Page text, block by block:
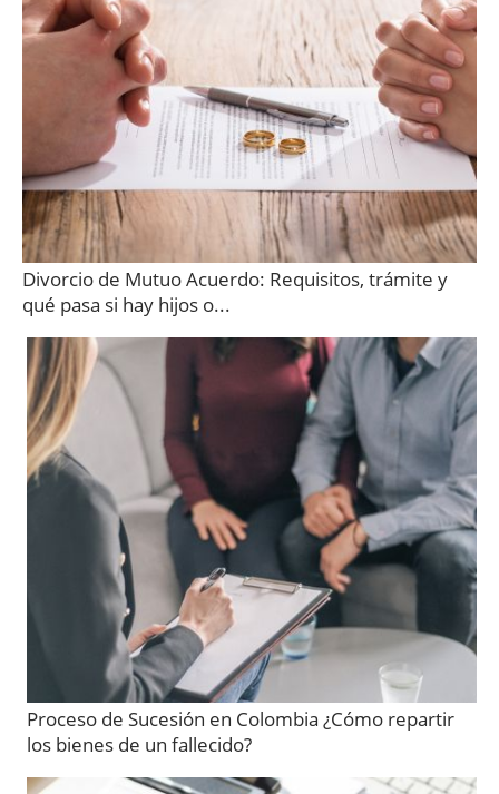
Divorcio de Mutuo Acuerdo: Requisitos, trámite y
qué pasa si hay hijos o...
Proceso de Sucesión en Colombia ¿Cómo repartir
los bienes de un fallecido?